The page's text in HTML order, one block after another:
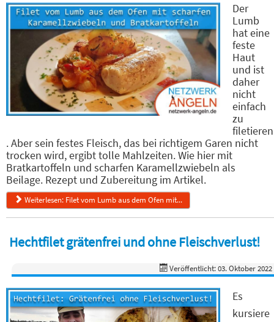
Der
Lumb
hat eine
feste
Haut
und ist
daher
nicht
einfach
zu
filetieren
. Aber sein festes Fleisch, das bei richtigem Garen nicht
trocken wird, ergibt tolle Mahlzeiten. Wie hier mit
Bratkartoffeln und scharfen Karamellzwiebeln als
Beilage. Rezept und Zubereitung im Artikel.
Weiterlesen: Filet vom Lumb aus dem Ofen mit...
Hechtfilet grätenfrei und ohne Fleischverlust!
Veröffentlicht: 03. Oktober 2022
Es
kursiere